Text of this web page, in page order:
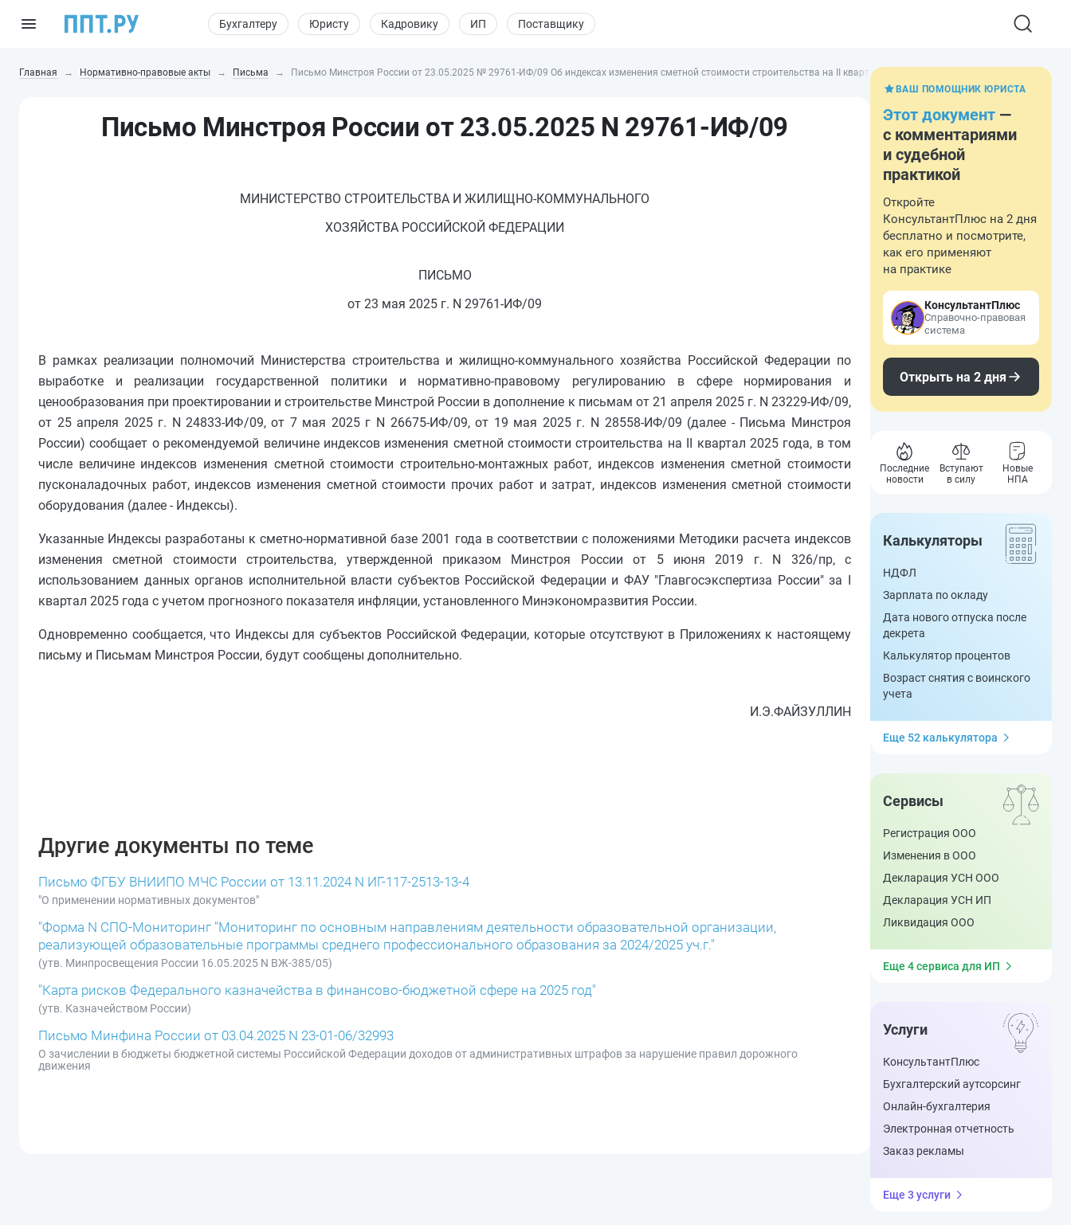
Бухгалтеру Юристу Кадровику ИП Поставщику
Главная Нормативно-правовые акты Письма Письмо Минстроя России от 23.05.2025 № 29761-ИФ/09 Об индексах изменения сметной стоимости строительства на II квартал 2025 года
Письмо Минстроя России от 23.05.2025 N 29761-ИФ/09
МИНИСТЕРСТВО СТРОИТЕЛЬСТВА И ЖИЛИЩНО-КОММУНАЛЬНОГО
ХОЗЯЙСТВА РОССИЙСКОЙ ФЕДЕРАЦИИ
ПИСЬМО
от 23 мая 2025 г. N 29761-ИФ/09
В рамках реализации полномочий Министерства строительства и жилищно-коммунального хозяйства Российской Федерации по
выработке и реализации государственной политики и нормативно-правовому регулированию в сфере нормирования и
ценообразования при проектировании и строительстве Минстрой России в дополнение к письмам от 21 апреля 2025 г. N 23229-ИФ/09,
от 25 апреля 2025 г. N 24833-ИФ/09, от 7 мая 2025 г N 26675-ИФ/09, от 19 мая 2025 г. N 28558-ИФ/09 (далее - Письма Минстроя
России) сообщает о рекомендуемой величине индексов изменения сметной стоимости строительства на II квартал 2025 года, в том
числе величине индексов изменения сметной стоимости строительно-монтажных работ, индексов изменения сметной стоимости
пусконаладочных работ, индексов изменения сметной стоимости прочих работ и затрат, индексов изменения сметной стоимости
оборудования (далее - Индексы).
Указанные Индексы разработаны к сметно-нормативной базе 2001 года в соответствии с положениями Методики расчета индексов
изменения сметной стоимости строительства, утвержденной приказом Минстроя России от 5 июня 2019 г. N 326/пр, с
использованием данных органов исполнительной власти субъектов Российской Федерации и ФАУ "Главгосэкспертиза России" за I
квартал 2025 года с учетом прогнозного показателя инфляции, установленного Минэкономразвития России.
Одновременно сообщается, что Индексы для субъектов Российской Федерации, которые отсутствуют в Приложениях к настоящему
письму и Письмам Минстроя России, будут сообщены дополнительно.
И.Э.ФАЙЗУЛЛИН
Другие документы по теме
Письмо ФГБУ ВНИИПО МЧС России от 13.11.2024 N ИГ-117-2513-13-4
"О применении нормативных документов"
"Форма N СПО-Мониторинг "Мониторинг по основным направлениям деятельности образовательной организации,
реализующей образовательные программы среднего профессионального образования за 2024/2025 уч.г."
(утв. Минпросвещения России 16.05.2025 N ВЖ-385/05)
"Карта рисков Федерального казначейства в финансово-бюджетной сфере на 2025 год"
(утв. Казначейством России)
Письмо Минфина России от 03.04.2025 N 23-01-06/32993
О зачислении в бюджеты бюджетной системы Российской Федерации доходов от административных штрафов за нарушение правил дорожного
движения
ВАШ ПОМОЩНИК ЮРИСТА
Этот документ —
с комментариями
и судебной
практикой
Откройте
КонсультантПлюс на 2 дня
бесплатно и посмотрите,
как его применяют
на практике
КонсультантПлюс
Справочно-правовая
система
Открыть на 2 дня
Последние
новости
Вступают
в силу
Новые
НПА
Калькуляторы
НДФЛ
Зарплата по окладу
Дата нового отпуска после
декрета
Калькулятор процентов
Возраст снятия с воинского
учета
Еще 52 калькулятора
Сервисы
Регистрация ООО
Изменения в ООО
Декларация УСН ООО
Декларация УСН ИП
Ликвидация ООО
Еще 4 сервиса для ИП
Услуги
КонсультантПлюс
Бухгалтерский аутсорсинг
Онлайн-бухгалтерия
Электронная отчетность
Заказ рекламы
Еще 3 услуги